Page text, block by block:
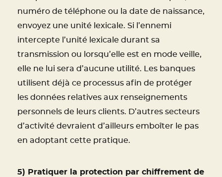
numéro de téléphone ou la date de naissance,
envoyez une unité lexicale. Si l’ennemi
intercepte l’unité lexicale durant sa
transmission ou lorsqu’elle est en mode veille,
elle ne lui sera d’aucune utilité. Les banques
utilisent déjà ce processus afin de protéger
les données relatives aux renseignements
personnels de leurs clients. D’autres secteurs
d’activité devraient d’ailleurs emboîter le pas
en adoptant cette pratique.
5) Pratiquer la protection par chiffrement de